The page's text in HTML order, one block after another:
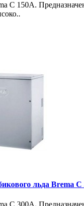
C 150А.
льда Brema С
C 300А.